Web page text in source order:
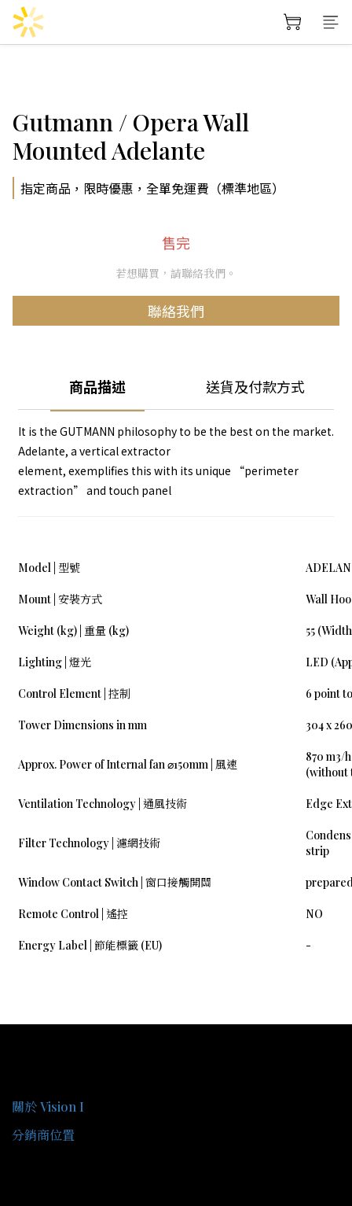
Gutmann / Opera Wall
Mounted Adelante
指定商品，限時優惠，全單免運費（標準地區）
售完
若想購買，請聯絡我們。
聯絡我們
商品描述 送貨及付款方式
It is the GUTMANN philosophy to be the best on the market.
Adelante, a vertical extractor
element, exemplifies this with its unique “perimeter
extraction” and touch panel
Model | 型號
Mount | 安裝方式 Wall
Weight (kg) | 重量 (kg) 55
Lighting | 燈光 LED
Control Element | 控制 6 point
Tower Dimensions in mm 304 x 260
Approx. Power of Internal fan ⌀150mm | 風速
870 m3/h
(without
Ventilation Technology | 通風技術 Edge
Filter Technology | 濾網技術
strip
Window Contact Switch | 窗口接觸開關
Remote Control | 遙控 NO
Energy Label | 節能標籤 (EU) -
關於 Vision I
分銷商位置